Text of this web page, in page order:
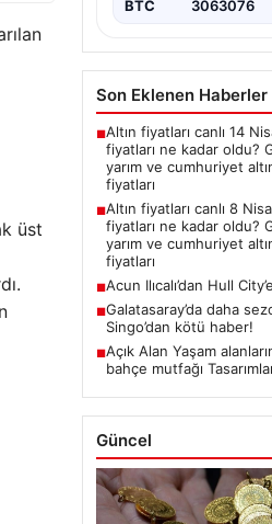
üst
BTC 3063076
Son Eklenen Haberler
■Altın fiyatları canlı 14
fiyatları ne kadar oldu?
yarım ve cumhuriyet
fiyatları
■Altın fiyatları canlı 8
fiyatları ne kadar oldu?
yarım ve cumhuriyet
fiyatları
■Acun Ilıcalı’dan Hull
■Galatasaray’da daha
Singo’dan kötü haber!
■Açık Alan Yaşam
bahçe mutfağı
Güncel